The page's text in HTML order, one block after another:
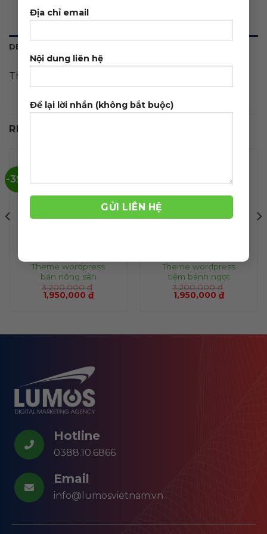
Địa chỉ email
Nội dung liên hệ
Để lại lời nhắn (không bắt buộc)
DESCRIPTION
Theme wordpress bán bánh trung thu 01
RELATED PRODUCTS
-39%
Theme wordpress
bán nông sản
3,200,000₫
1,950,000 ₫
Theme wordpress
tiệm bánh ngọt
3,200,000₫
1,950,000 ₫
Hotline
0388.10.6866
Email
info@lumosvietnam.vn